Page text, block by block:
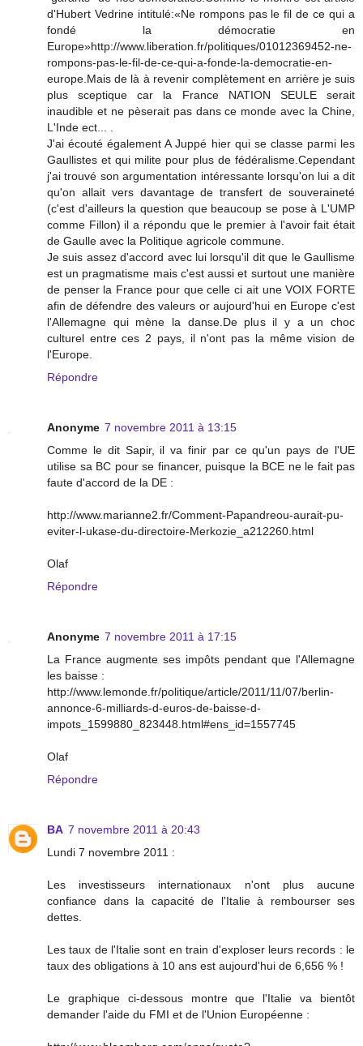
d'Hubert Vedrine intitulé:«Ne rompons pas le fil de ce qui a
fondé la démocratie en
Europe»http://www.liberation.fr/politiques/01012369452-ne-
rompons-pas-le-fil-de-ce-qui-a-fonde-la-democratie-en-
europe.Mais de là à revenir complètement en arrière je suis
plus sceptique car la France NATION SEULE serait
inaudible et ne pèserait pas dans ce monde avec la Chine,
L'Inde ect... .
J'ai écouté également A Juppé hier qui se classe parmi les
Gaullistes et qui milite pour plus de fédéralisme.Cependant
j'ai trouvé son argumentation intéressante lorsqu'on lui a dit
qu'on allait vers davantage de transfert de souveraineté
(c'est d'ailleurs la question que beaucoup se pose à L'UMP
comme Fillon) il a répondu que le premier à l'avoir fait était
de Gaulle avec la Politique agricole commune.
Je suis assez d'accord avec lui lorsqu'il dit que le Gaullisme
est un pragmatisme mais c'est aussi et surtout une manière
de penser la France pour que celle ci ait une VOIX FORTE
afin de défendre des valeurs or aujourd'hui en Europe c'est
l'Allemagne qui mène la danse.De plus il y a un choc
culturel entre ces 2 pays, il n'ont pas la même vision de
l'Europe.
Répondre
Anonyme 7 novembre 2011 à 13:15
Comme le dit Sapir, il va finir par ce qu'un pays de l'UE
utilise sa BC pour se financer, puisque la BCE ne le fait pas
faute d'accord de la DE :
http://www.marianne2.fr/Comment-Papandreou-aurait-pu-
eviter-l-ukase-du-directoire-Merkozie_a212260.html
Olaf
Répondre
Anonyme 7 novembre 2011 à 17:15
La France augmente ses impôts pendant que l'Allemagne
les baisse :
http://www.lemonde.fr/politique/article/2011/11/07/berlin-
annonce-6-milliards-d-euros-de-baisse-d-
impots_1599880_823448.html#ens_id=1557745
Olaf
Répondre
BA 7 novembre 2011 à 20:43
Lundi 7 novembre 2011 :
Les investisseurs internationaux n'ont plus aucune
confiance dans la capacité de l'Italie à rembourser ses
dettes.
Les taux de l'Italie sont en train d'exploser leurs records : le
taux des obligations à 10 ans est aujourd'hui de 6,656 % !
Le graphique ci-dessous montre que l'Italie va bientôt
demander l'aide du FMI et de l'Union Européenne :